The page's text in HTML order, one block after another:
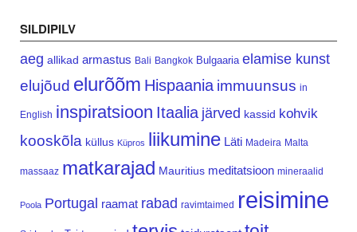
SILDIPILV
aeg allikad armastus Bali Bangkok Bulgaaria elamise kunst
elujõud elurõõm Hispaania immuunsus in
English inspiratsioon Itaalia järved kassid kohvik
kooskõla küllus Küpros liikumine Läti Madeira Malta
massaaz matkarajad Mauritius meditatsioon mineraalid
Poola Portugal raamat rabad ravimtaimed reisimine